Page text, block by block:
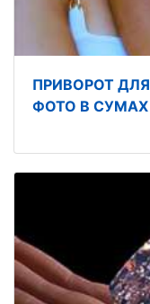
ПРИВОРОТ
ФОТО В